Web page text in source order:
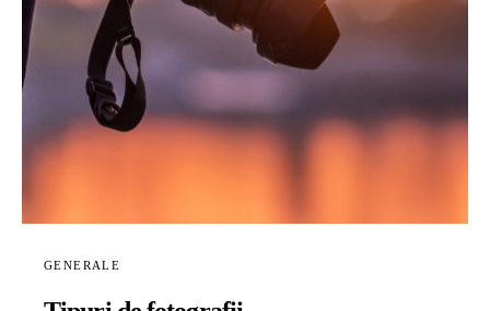
GENERALE